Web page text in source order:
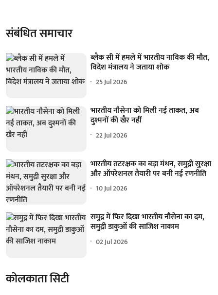
संबंधित समाचार
ब्लैक सी में हमले में भारतीय नाविक की मौत,
विदेश मंत्रालय ने जताया शोक
25 Jul 2026
भारतीय नौसेना को मिली नई ताकत, अब
दुश्मनों की खैर नहीं
22 Jul 2026
भारतीय तटरक्षक का बड़ा मंथन, समुद्री सुरक्षा
और ऑपरेशनल तैयारी पर बनी नई रणनीति
10 Jul 2026
समुद्र में फिर दिखा भारतीय नौसेना का दम,
समुद्री डाकुओं की साजिश नाकाम
02 Jul 2026
कोलकाता सिटी